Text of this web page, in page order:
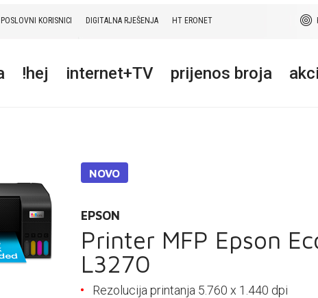
POSLOVNI KORISNICI DIGITALNA RJEŠENJA HT ERONET
!hej internet+TV prijenos broja
NOVO
EPSON
Printer MFP Epson
L3270
Rezolucija printanja 5.760 x 1.440 dpi